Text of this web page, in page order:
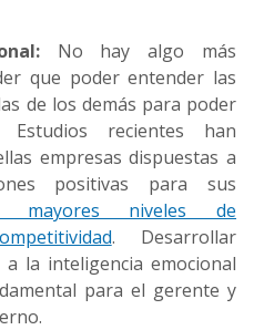
No hay algo más
que poder entender las
de los demás para poder
recientes han
empresas dispuestas a
positivas para sus
mayores niveles de
. Desarrollar
a la inteligencia emocional
para el gerente y